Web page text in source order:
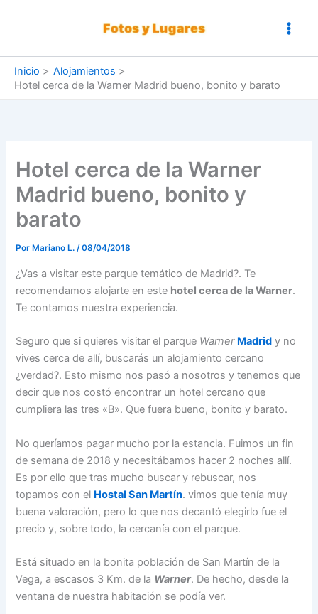
Inicio
Alojamientos
Hotel cerca de la Warner Madrid bueno, bonito y barato
Hotel cerca de la Warner
Madrid bueno, bonito y
barato
Por Mariano L./08/04/2018
¿Vas a visitar este parque temático de Madrid?. Te
recomendamos alojarte en este hotel cerca de la Warner.
Te contamos nuestra experiencia.
Seguro que si quieres visitar el parque Warner Madrid y no
vives cerca de allí, buscarás un alojamiento cercano
¿verdad?. Esto mismo nos pasó a nosotros y tenemos que
decir que nos costó encontrar un hotel cercano que
cumpliera las tres «B». Que fuera bueno, bonito y barato.
No queríamos pagar mucho por la estancia. Fuimos un fin
de semana de 2018 y necesitábamos hacer 2 noches allí.
Es por ello que tras mucho buscar y rebuscar, nos
topamos con el Hostal San Martín. vimos que tenía muy
buena valoración, pero lo que nos decantó elegirlo fue el
precio y, sobre todo, la cercanía con el parque.
Está situado en la bonita población de San Martín de la
Vega, a escasos 3 Km. de la Warner. De hecho, desde la
ventana de nuestra habitación se podía ver.